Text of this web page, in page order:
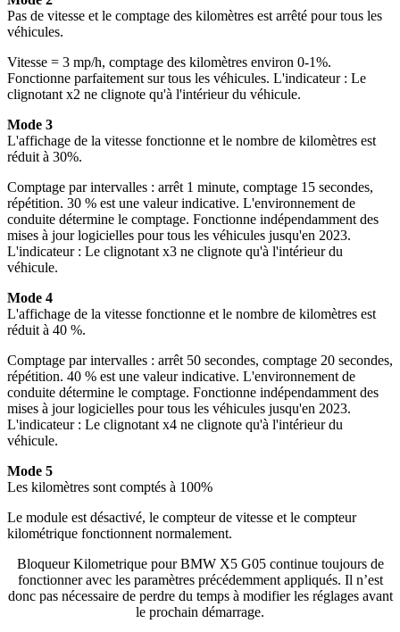
Pas de vitesse et le comptage des kilomètres est arrêté pour tous les
véhicules.
Vitesse = 3 mp/h, comptage des kilomètres environ 0-1%.
Fonctionne parfaitement sur tous les véhicules. L'indicateur : Le
clignotant x2 ne clignote qu'à l'intérieur du véhicule.
Mode 3
L'affichage de la vitesse fonctionne et le nombre de kilomètres est
réduit à 30%.
Comptage par intervalles : arrêt 1 minute, comptage 15 secondes,
répétition. 30 % est une valeur indicative. L'environnement de
conduite détermine le comptage. Fonctionne indépendamment des
mises à jour logicielles pour tous les véhicules jusqu'en 2023.
L'indicateur : Le clignotant x3 ne clignote qu'à l'intérieur du
véhicule.
Mode 4
L'affichage de la vitesse fonctionne et le nombre de kilomètres est
réduit à 40 %.
Comptage par intervalles : arrêt 50 secondes, comptage 20 secondes,
répétition. 40 % est une valeur indicative. L'environnement de
conduite détermine le comptage. Fonctionne indépendamment des
mises à jour logicielles pour tous les véhicules jusqu'en 2023.
L'indicateur : Le clignotant x4 ne clignote qu'à l'intérieur du
véhicule.
Mode 5
Les kilomètres sont comptés à 100%
Le module est désactivé, le compteur de vitesse et le compteur
kilométrique fonctionnent normalement.
Bloqueur KilometriquepourBMW X5 G05 continue toujours de
fonctionner avec les paramètres précédemment appliqués. Il n’est
donc pas nécessaire de perdre du temps à modifier les réglages avant
le prochain démarrage.